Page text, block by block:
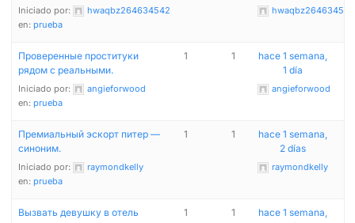
Iniciado por:
hwaqbz264634542
en: prueba
hwaqbz264634542
Проверенные проституки
рядом с реальными.
Iniciado por:
angieforwood
en: prueba
1 1
hace 1 semana,
1 día
angieforwood
Премиальный эскорт питер —
синоним.
Iniciado por:
raymondkelly
en: prueba
1 1
hace 1 semana,
2 días
raymondkelly
Вызвать девушку в отель
1 1
hace 1 semana,